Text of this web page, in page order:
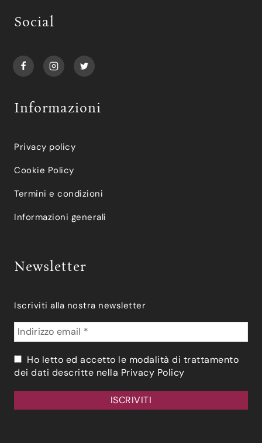
Social
Informazioni
Privacy policy
Cookie Policy
Termini e condizioni
Informazioni generali
Newsletter
Iscriviti alla nostra newsletter
Ho letto ed accetto le modalità di trattamento
dei dati descritte nella Privacy Policy